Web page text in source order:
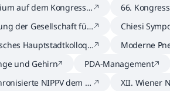
auf dem Kongress d
66.
der Gesellschaft für
Chiesi
Hauptstadtkolloqu
Moderne
und Gehirn PDA-Management
NIPPV dem C
XII. Wiener